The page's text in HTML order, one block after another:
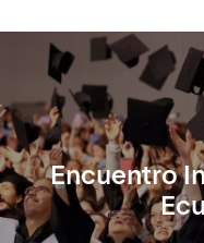
Encuentro